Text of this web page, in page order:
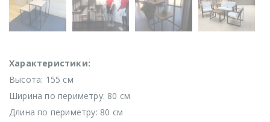
Характеристики:
Высота: 155 см
Ширина по периметру: 80 см
Длина по периметру: 80 см